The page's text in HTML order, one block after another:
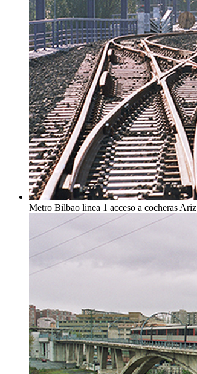
Metro Bilbao linea 1 acceso a cocheras Ariz